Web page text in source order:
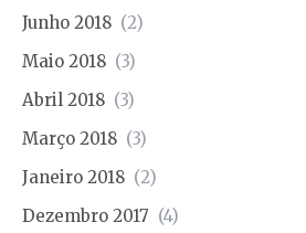
Junho 2018 (2)
Maio 2018 (3)
Abril 2018 (3)
Março 2018 (3)
Janeiro 2018 (2)
Dezembro 2017 (4)